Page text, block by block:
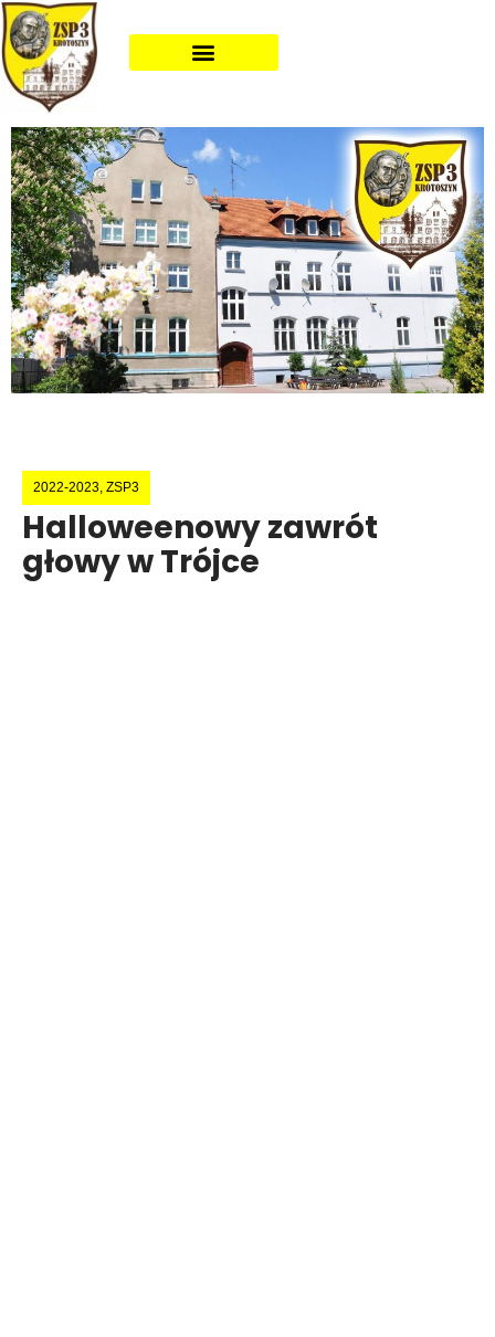
2022-2023 ZSP3
Halloweenowy zawrót
głowy w Trójce